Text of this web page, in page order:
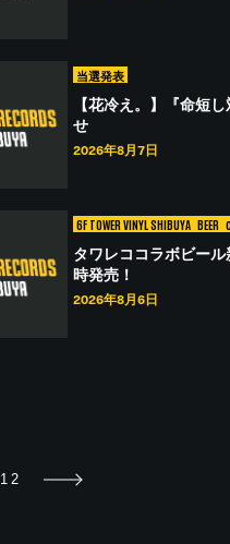
当選発表
【花冷え。】『命短
せ
2026年8月7日
6F TOWER VINYL SHIBUYA BEER
タワレココラボビー
時発売！
2026年8月6日
12